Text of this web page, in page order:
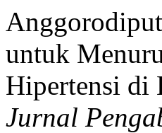
untuk
Hipertensi di
Jurnal